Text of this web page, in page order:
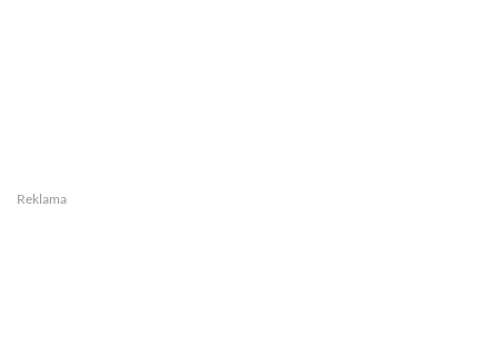
Reklama